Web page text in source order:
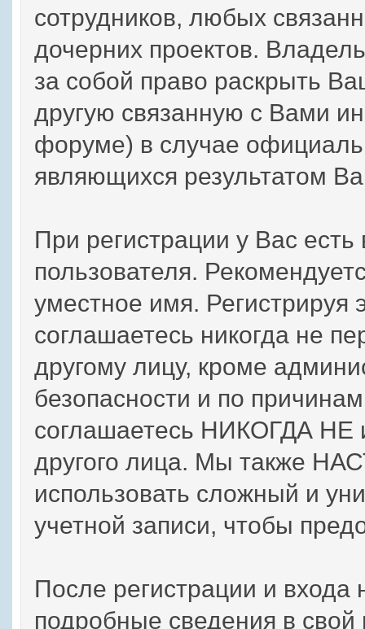
сотрудников, любых
дочерних проектов.
за собой право раскрыть
другую связанную с Вами
форуме) в случае
являющихся результатом
При регистрации у Вас
пользователя.
уместное имя. Регистрируя
соглашаетесь никогда не
другому лицу, кроме
безопасности и по
соглашаетесь НИКОГДА НЕ
другого лица. Мы также
использовать сложный и
учетной записи, чтобы
После регистрации и
подробные сведения в